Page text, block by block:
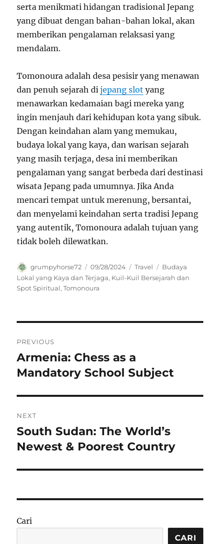
serta menikmati hidangan tradisional Jepang
yang dibuat dengan bahan-bahan lokal, akan
memberikan pengalaman relaksasi yang
mendalam.
Tomonoura adalah desa pesisir yang menawan
dan penuh sejarah dijepang slot yang
menawarkan kedamaian bagi mereka yang
ingin menjauh dari kehidupan kota yang sibuk.
Dengan keindahan alam yang memukau,
budaya lokal yang kaya, dan warisan sejarah
yang masih terjaga, desa ini memberikan
pengalaman yang sangat berbeda dari destinasi
wisata Jepang pada umumnya. Jika Anda
mencari tempat untuk merenung, bersantai,
dan menyelami keindahan serta tradisi Jepang
yang autentik, Tomonoura adalah tujuan yang
tidak boleh dilewatkan.
Author
grumpyhorse72
Posted
on
09/28/2024 Categories
Travel Tags
Budaya
Lokal yang Kaya dan Terjaga, Kuil-Kuil Bersejarah dan
Spot Spiritual,Tomonoura
pos
PREVIOUS
Previous
post:
Armenia: Chess as a
Mandatory School Subject
NEXT
Next
post:
South Sudan: The World’s
Newest & Poorest Country
Cari
CARI